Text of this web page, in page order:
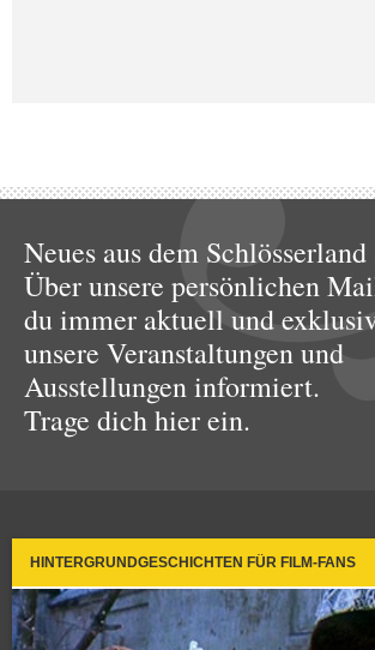
Neues aus dem Schlösserland
Über unsere persönlichen
du immer aktuell und
unsere Veranstaltungen und
Ausstellungen informiert.
Trage dich hier ein.
HINTERGRUNDGESCHICHTEN FÜR FILM-FANS